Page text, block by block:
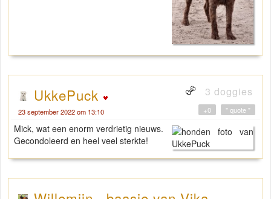
UkkePuck 3 doggies
23 september 2022 om 13:10 " quote "
+0
Mick, wat een enorm verdrietig nieuws.
Gecondoleerd en heel veel sterkte!